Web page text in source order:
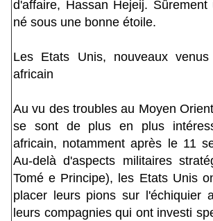
d'affaire, Hassan Hejeij. Sûrement
né sous une bonne étoile.
Les Etats Unis, nouveaux
africain
Au vu des troubles au Moyen
se sont de plus en plus
africain, notamment après le 11
Au-delà d'aspects militaires
Tomé e Principe), les Etats Unis
placer leurs pions sur l'échiquier
leurs compagnies qui ont investi